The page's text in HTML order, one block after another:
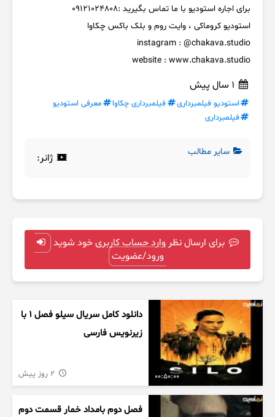
برای اجاره استودیو با ما تماس بگیرید :‌09121024808
استودیو کروماکی ، وایت روم و بلک باکس چکاوا
instagram : @chakava.studio
website : www.chakava.studio
استودیو فیلمبرداری فیلمبرداری چکاوا
معرفی استودیو
فیلمبرداری
سایر مطالب ژانر:
برای ارسال نظر وارد حساب کاربری خود شوید
ورود/عضویت
00:50:00
دانلود کامل سریال سیلو فصل ۱ با
زیرنویس فارسی
فصل دوم بامداد خمار قسمت دوم